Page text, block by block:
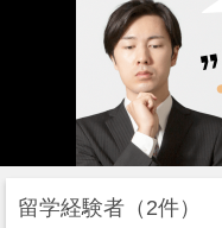
留学経験者 2件